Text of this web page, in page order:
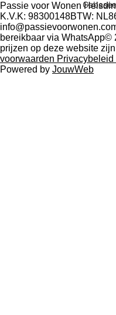
Passie voor Wonen
K.V.K: 98300148BTW:
bereikbaar via WhatsApp©
prijzen op deze website
voorwaarden Privacybeleid
Powered by JouwWeb